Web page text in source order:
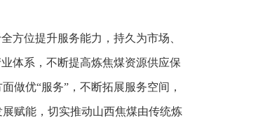
方位提升服务能力，持久为市场、
体系，不断提高炼焦煤资源供应保
做优“服务”，不断拓展服务空间，
赋能，切实推动山西焦煤由传统炼